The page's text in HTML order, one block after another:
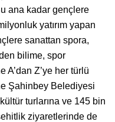
ana kadar gençlere
yatırım yapan
sanattan spora,
bilime, spor
A’dan Z’ye her türlü
Şahinbey Belediyesi
turlarına ve 145 bin
ziyaretlerinde de